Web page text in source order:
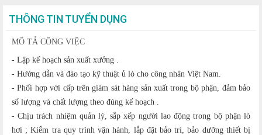
THÔNG TIN TUYỂN DỤNG
MÔ TẢ CÔNG VIỆC
- Lập kế hoạch sản xuất xưởng .
- Hướng dẫn và đào tạo kỹ thuật ủ lò cho công nhân Việt Nam.
- Phối hợp với cấp trên giám sát hàng sản xuất trong bộ phận, đảm bảo
số lượng và chất lượng theo đúng kế hoạch .
- Chịu trách nhiệm quản lý, sắp xếp người lao động trong bộ phận lò
hơi ; Kiểm tra quy trình vận hành, lắp đặt bảo trì, bảo dưỡng thiết bị